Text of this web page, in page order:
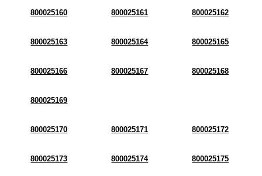
800025160 800025161 800025162
800025163 800025164 800025165
800025166 800025167 800025168
800025169
800025170 800025171 800025172
800025173 800025174 800025175